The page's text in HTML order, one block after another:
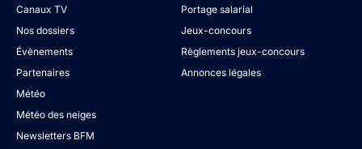
Canaux TV
Nos dossiers
Évènements
Partenaires
Météo
Météo des neiges
Newsletters BFM
Portage salarial
Jeux-concours
Règlements jeux-concours
Annonces légales